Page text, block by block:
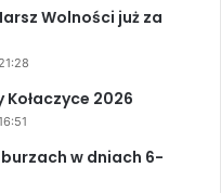
Wolności już za
Kołaczyce 2026
w dniach 6-